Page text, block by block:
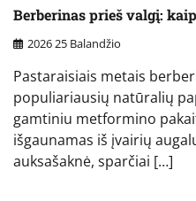
Berberinas prieš valgį:
2026 25 Balandžio
Pastaraisiais metais
populiariausių natūralių
gamtiniu metformino
išgaunamas iš įvairių
auksašaknė, sparčiai […]